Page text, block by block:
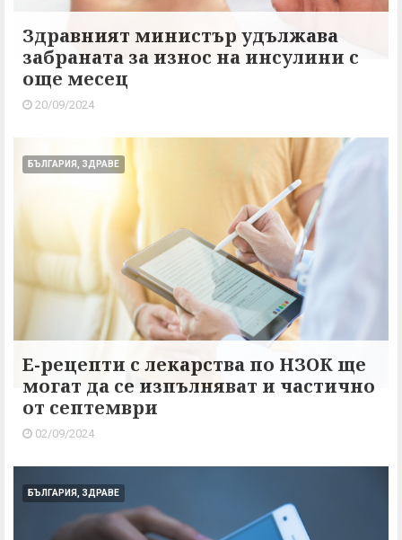
Здравният министър удължава
забраната за износ на инсулини с
още месец
20/09/2024
БЪЛГАРИЯ, ЗДРАВЕ
Е-рецепти с лекарства по НЗОК ще
могат да се изпълняват и частично
от септември
02/09/2024
БЪЛГАРИЯ, ЗДРАВЕ